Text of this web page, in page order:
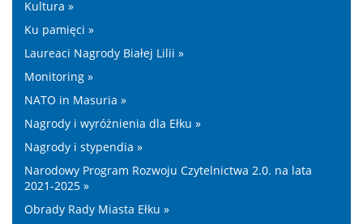
Kultura »
Ku pamięci »
Laureaci Nagrody Białej Lilii »
Monitoring »
NATO in Masuria »
Nagrody i wyróżnienia dla Ełku »
Nagrody i stypendia »
Narodowy Program Rozwoju Czytelnictwa 2.0. na lata
2021-2025 »
Obrady Rady Miasta Ełku »